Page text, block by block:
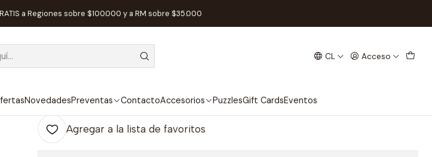
CL Acceso
NovedadesPreventas ContactoAccesorios PuzzlesGift CardsEventos
a Regiones sobre $100.000 y a RM sobre $35.000
Familiares Jungo - Español
Jungo - Español
Cantidad
Agregar al Carro
Agregar a la lista de favoritos